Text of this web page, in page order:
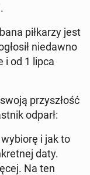
piłkarzy jest
niedawno
i od 1 lipca
przyszłość
odparł:
i jak to
daty.
Na ten